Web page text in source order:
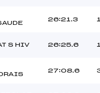
26:21.3
S HIV 26:25.6
27:08.6